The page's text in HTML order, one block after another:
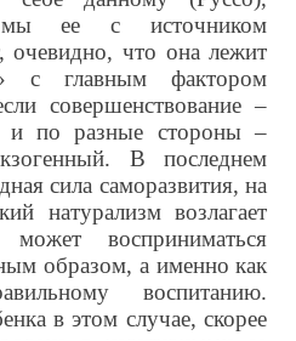
мы ее с источником
очевидно, что она лежит
с главным фактором
совершенствование –
и по разные стороны –
В последнем
сила саморазвития, на
натурализм возлагает
восприниматься
образом, а именно как
воспитанию.
в этом случае, скорее